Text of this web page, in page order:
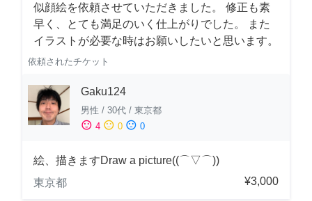
似顔絵を依頼させていただきました。 修正も素
早く、とても満足のいく仕上がりでした。 また
イラストが必要な時はお願いしたいと思います。
依頼されたチケット
Gaku124
男性 / 30代 / 東京都
sentiment_satisfied 4 sentiment_neutral 0 sentiment_dissatisfied 0
絵、描きますDraw a picture((⌒▽⌒))
東京都
¥3,000